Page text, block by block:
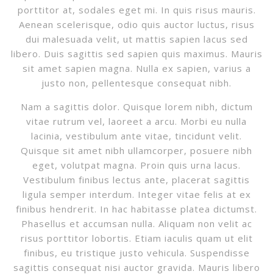
porttitor at, sodales eget mi. In quis risus mauris.
Aenean scelerisque, odio quis auctor luctus, risus
dui malesuada velit, ut mattis sapien lacus sed
libero. Duis sagittis sed sapien quis maximus. Mauris
sit amet sapien magna. Nulla ex sapien, varius a
justo non, pellentesque consequat nibh.
Nam a sagittis dolor. Quisque lorem nibh, dictum
vitae rutrum vel, laoreet a arcu. Morbi eu nulla
lacinia, vestibulum ante vitae, tincidunt velit.
Quisque sit amet nibh ullamcorper, posuere nibh
eget, volutpat magna. Proin quis urna lacus.
Vestibulum finibus lectus ante, placerat sagittis
ligula semper interdum. Integer vitae felis at ex
finibus hendrerit. In hac habitasse platea dictumst.
Phasellus et accumsan nulla. Aliquam non velit ac
risus porttitor lobortis. Etiam iaculis quam ut elit
finibus, eu tristique justo vehicula. Suspendisse
sagittis consequat nisi auctor gravida. Mauris libero